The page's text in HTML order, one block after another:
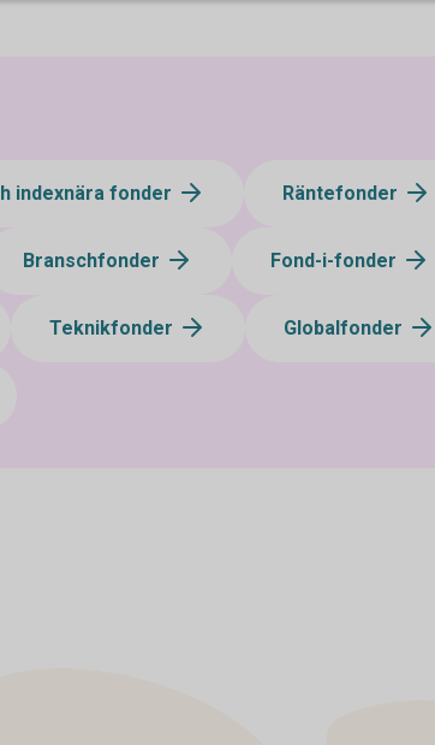
indexnära fonder Räntefonder
Branschfonder Fond-i-fonder
Teknikfonder Globalfonder